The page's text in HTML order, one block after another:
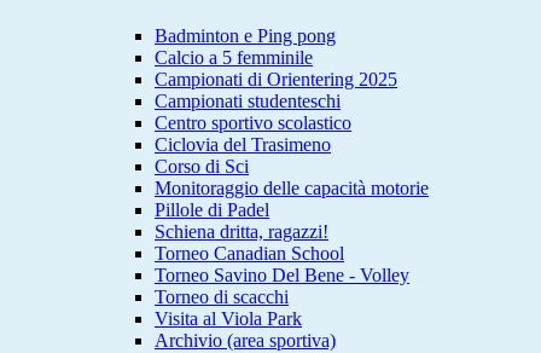
Badminton e Ping pong
Calcio a 5 femminile
Campionati di Orientering 2025
Campionati studenteschi
Centro sportivo scolastico
Ciclovia del Trasimeno
Corso di Sci
Monitoraggio delle capacità motorie
Pillole di Padel
Schiena dritta, ragazzi!
Torneo Canadian School
Torneo Savino Del Bene - Volley
Torneo di scacchi
Visita al Viola Park
Archivio (area sportiva)